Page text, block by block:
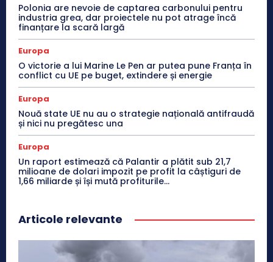
Polonia are nevoie de captarea carbonului pentru
industria grea, dar proiectele nu pot atrage încă
finanțare la scară largă
Europa
O victorie a lui Marine Le Pen ar putea pune Franța în
conflict cu UE pe buget, extindere și energie
Europa
Nouă state UE nu au o strategie națională antifraudă
și nici nu pregătesc una
Europa
Un raport estimează că Palantir a plătit sub 21,7
milioane de dolari impozit pe profit la câștiguri de
1,66 miliarde și își mută profiturile...
Articole relevante